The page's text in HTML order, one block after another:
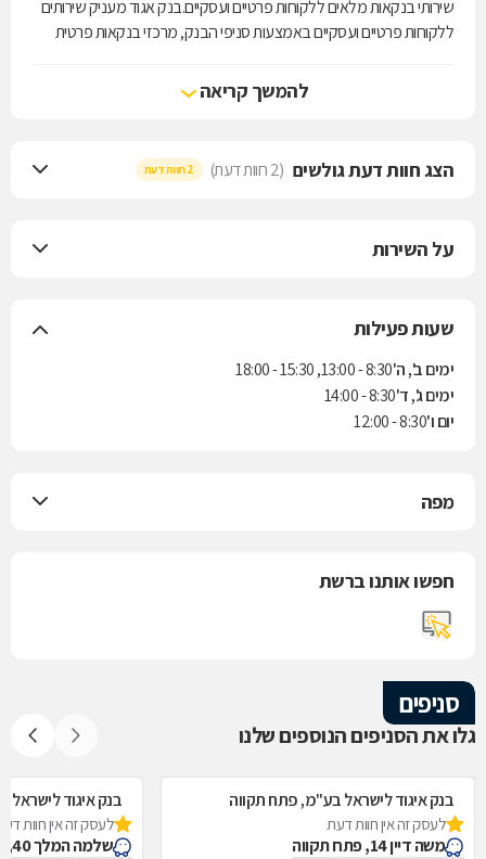
שירותי בנקאות מלאים ללקוחות פרטיים ועסקיים.בנק אגוד מעניק שירותים
ללקוחות פרטיים ועסקיים באמצעות סניפי הבנק, מרכזי בנקאות פרטית
האינטרנט והמוקד הטלפוני של הבנק, אגוד ישיר. לבנק אגוד חברות בנות
בתחום הליסינג, השקעות ריאליות, חיתום וחברה לנאמנות.
להמשך קריאה
הצג חוות דעת גולשים (2 חוות דעת) 2 חוות דעת
על השירות
שעות פעילות
ימים ב', ה'8:30 - 13:00, 15:30 - 18:00
ימים ג', ד'8:30 - 14:00
יום ו'8:30 - 12:00
מפה
חפשו אותנו ברשת
סניפים
גלו את הסניפים הנוספים שלנו
בנק איגוד לישראל בע"מ, פתח תקווה
לעסק זה אין חוות דעת
משה דיין 14, פתח תקווה
בנק איגוד לישראל
לעסק זה אין חוות
שלמה המלך 40, קרית אונו